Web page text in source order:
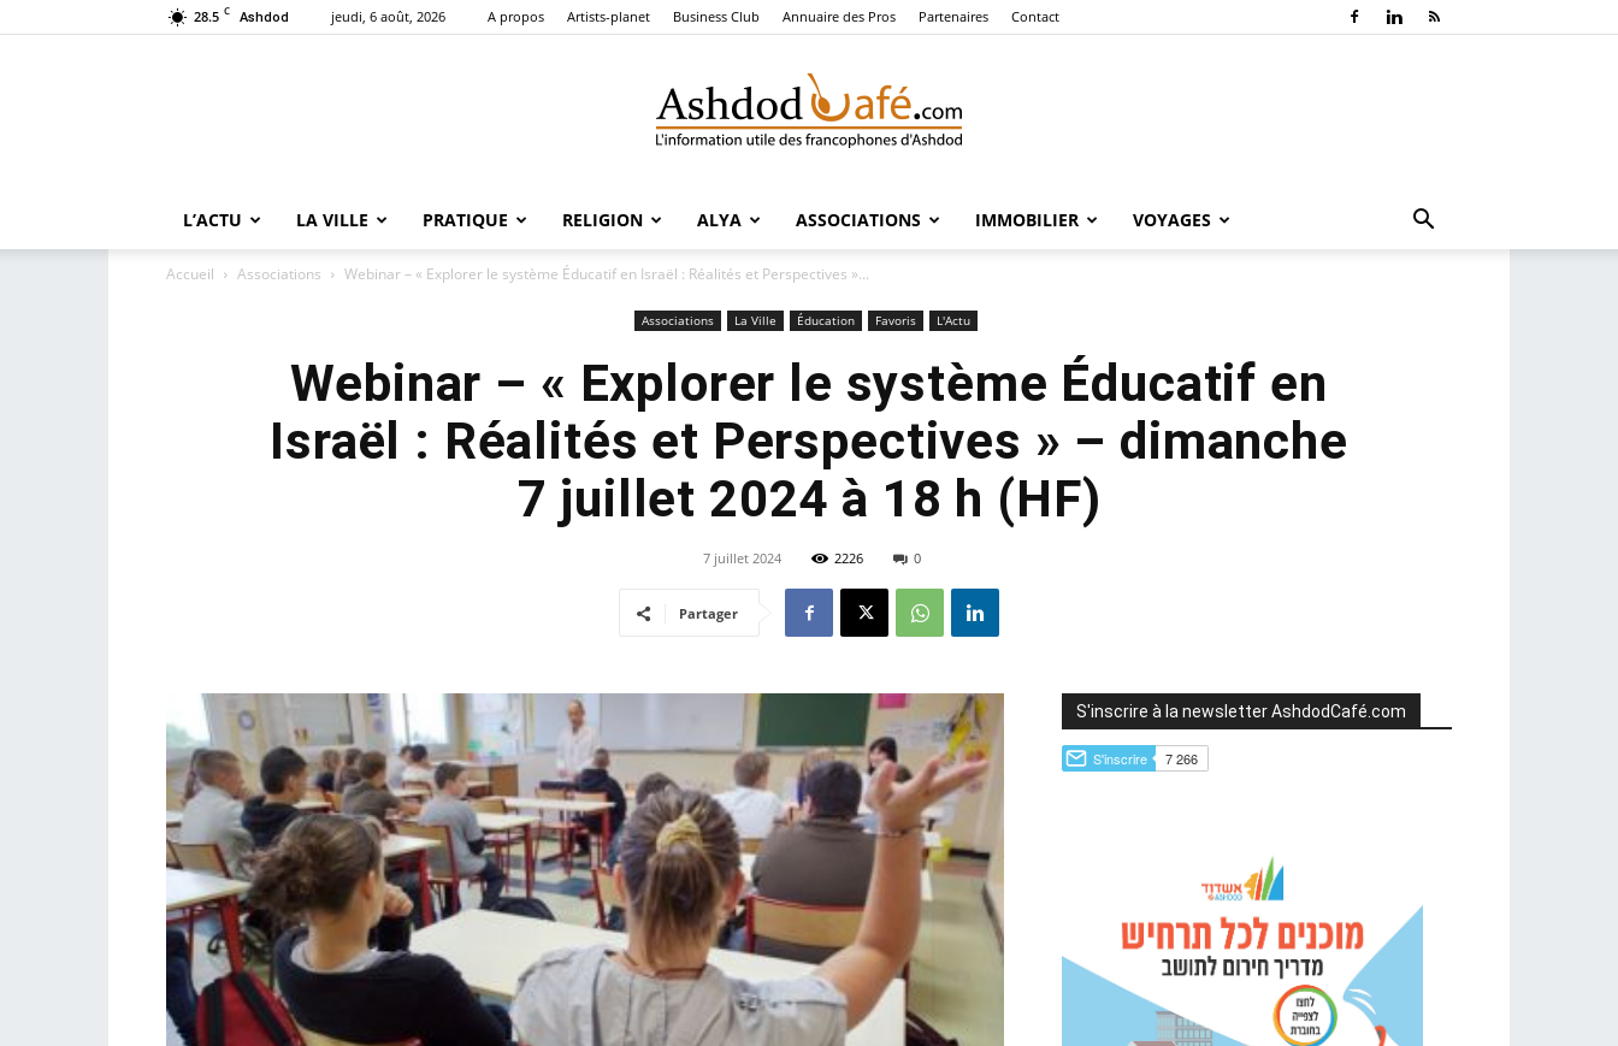
28.5 C Ashdod jeudi, 6 août, 2026 A propos Artists-planet Business Club Annuaire des Pros Partenaires Contact
Café
L’ACTU LA VILLE PRATIQUE RELIGION ALYA ASSOCIATIONS IMMOBILIER VOYAGES
Accueil Associations Webinar – « Explorer le système Éducatif en Israël : Réalités et Perspectives »...
Associations La Ville Éducation Favoris L'Actu
Webinar – « Explorer le système Éducatif en
Israël : Réalités et Perspectives » – dimanche
7 juillet 2024 à 18 h (HF)
7 juillet 2024 2226 0
Partager
S'inscrire à la newsletter AshdodCafé.com